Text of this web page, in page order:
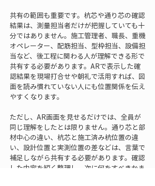
共有の範囲も重要です。杭芯や通り芯の確認
結果は、測量担当者だけが把握していても十
分ではありません。施工管理者、職長、重機
オペレーター、配筋担当、型枠担当、設備担
当など、後工程に関わる人が理解できる形で
共有する必要があります。ARで表示した確
認結果を現場打合せや朝礼で活用すれば、図
面を読み慣れていない人にも位置関係を伝え
やすくなります。
ただし、AR画面を見せるだけでは、全員が
同じ理解をしたとは限りません。通り芯と部
材中心の違い、杭芯と施工済み杭位置の違
い、設計位置と実測位置の差などは、言葉で
補足しながら共有する必要があります。確認
した内容を短く整理し、次に何をすべきかま